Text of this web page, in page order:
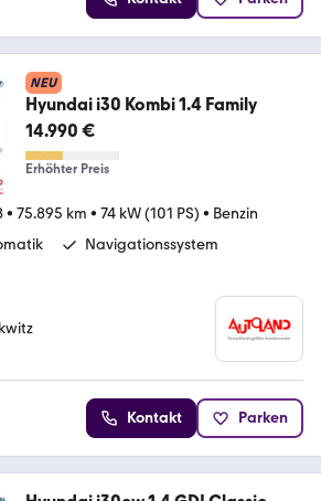
NEU
Hyundai i30 Kombi 1.4 Family
14.990 €
Erhöhter Preis
• 75.895 km • 74 kW (101 PS) • Benzin
Navigationssystem
Kontakt Parken